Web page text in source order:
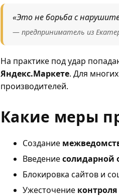
«Это не борьба с
— предприниматель из
На практике под удар
Яндекс.Маркете. Для
производителей.
Какие меры
Создание
Введениесолидарной
Блокировка сайтов и
Ужесточение